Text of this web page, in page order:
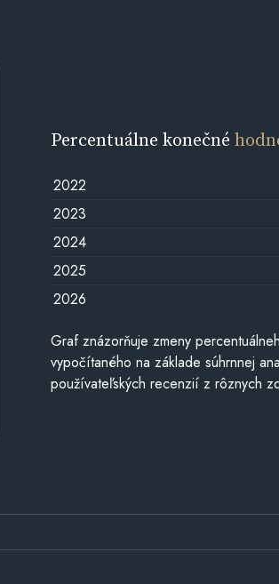
Percentuálne konečné
2022
2023
2024
2025
2026
Graf znázorňuje zmeny
vypočítaného na základe súhrnnej
používateľských recenzií z rôznych